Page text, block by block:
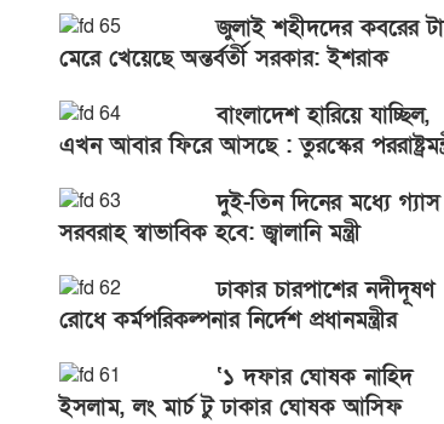
জুলাই শহীদদের কবরের
মেরে খেয়েছে অন্তর্বর্তী সরকার: ইশরাক
বাংলাদেশ হারিয়ে যাচ্ছিল,
এখন আবার ফিরে আসছে : তুরস্কের
দুই-তিন দিনের মধ্যে গ্যাস
সরবরাহ স্বাভাবিক হবে: জ্বালানি মন্ত্রী
ঢাকার চারপাশের নদীদূষণ
রোধে কর্মপরিকল্পনার নির্দেশ প্রধানমন্ত্রীর
‘১ দফার ঘোষক নাহিদ
ইসলাম, লং মার্চ টু ঢাকার ঘোষক আসিফ